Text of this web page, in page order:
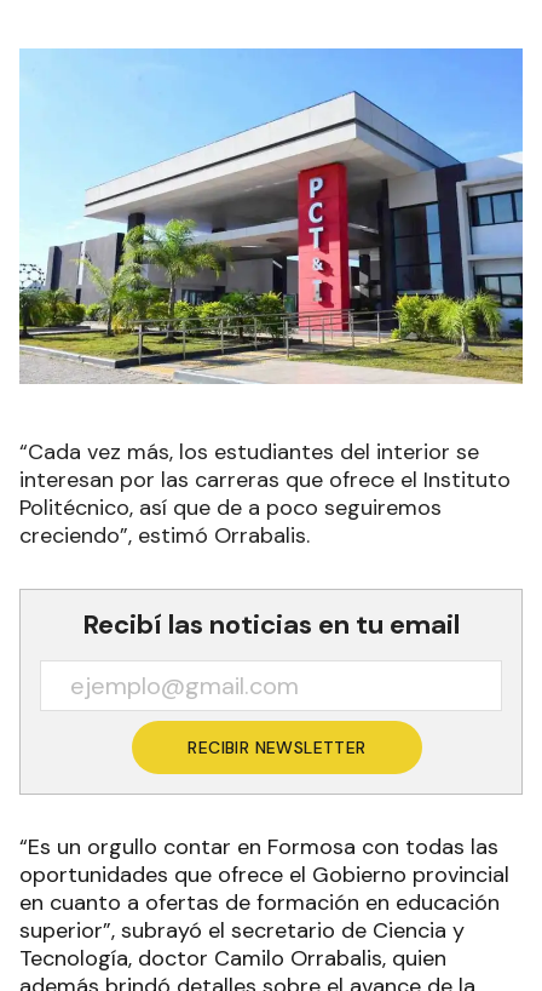
“Cada vez más, los estudiantes del interior se
interesan por las carreras que ofrece el Instituto
Politécnico, así que de a poco seguiremos
creciendo”, estimó Orrabalis.
Recibí las noticias en tu email
RECIBIR NEWSLETTER
“Es un orgullo contar en Formosa con todas las
oportunidades que ofrece el Gobierno provincial
en cuanto a ofertas de formación en educación
superior”, subrayó el secretario de Ciencia y
Tecnología, doctor Camilo Orrabalis, quien